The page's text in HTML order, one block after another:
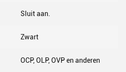
Sluit aan.
Zwart
OCP, OLP, OVP en anderen